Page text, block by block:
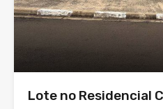
Lote no Residencial